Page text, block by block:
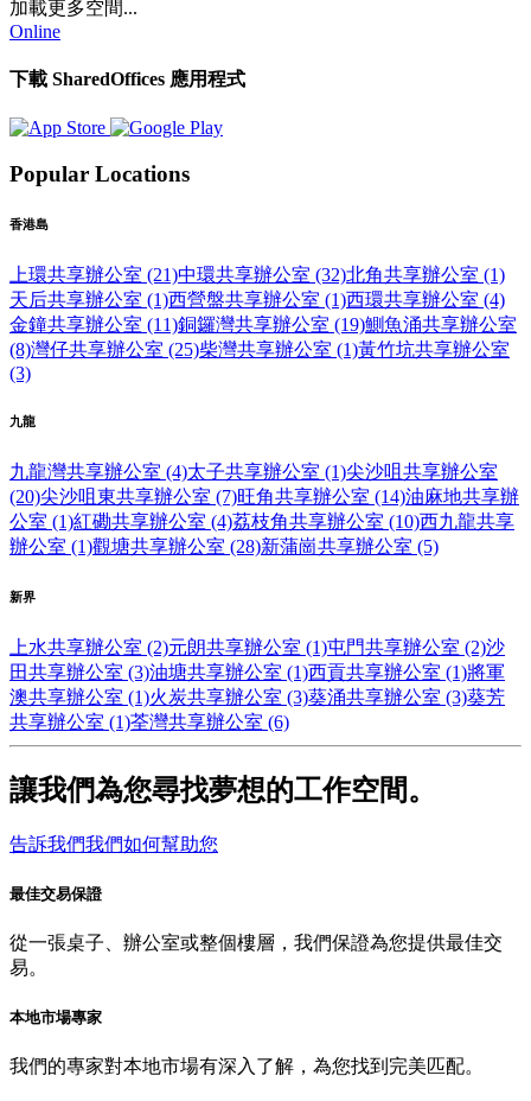
加載更多空間...
Online
下載 SharedOffices 應用程式
Popular Locations
香港島
上環共享辦公室 (21)中環共享辦公室 (32)北角共享辦公室 (1)
天后共享辦公室 (1)西營盤共享辦公室 (1)西環共享辦公室 (4)
金鐘共享辦公室 (11)銅鑼灣共享辦公室 (19)鰂魚涌共享辦公室
(8)灣仔共享辦公室 (25)柴灣共享辦公室 (1)黃竹坑共享辦公室
(3)
九龍
九龍灣共享辦公室 (4)太子共享辦公室 (1)尖沙咀共享辦公室
(20)尖沙咀東共享辦公室 (7)旺角共享辦公室 (14)油麻地共享辦
公室 (1)紅磡共享辦公室 (4)荔枝角共享辦公室 (10)西九龍共享
辦公室 (1)觀塘共享辦公室 (28)新蒲崗共享辦公室 (5)
新界
上水共享辦公室 (2)元朗共享辦公室 (1)屯門共享辦公室 (2)沙
田共享辦公室 (3)油塘共享辦公室 (1)西貢共享辦公室 (1)將軍
澳共享辦公室 (1)火炭共享辦公室 (3)葵涌共享辦公室 (3)葵芳
共享辦公室 (1)荃灣共享辦公室 (6)
讓我們為您尋找夢想的工作空間。
告訴我們我們如何幫助您
最佳交易保證
從一張桌子、辦公室或整個樓層，我們保證為您提供最佳交
易。
本地市場專家
我們的專家對本地市場有深入了解，為您找到完美匹配。